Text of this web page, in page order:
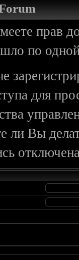
прав
по
для
ли Вы